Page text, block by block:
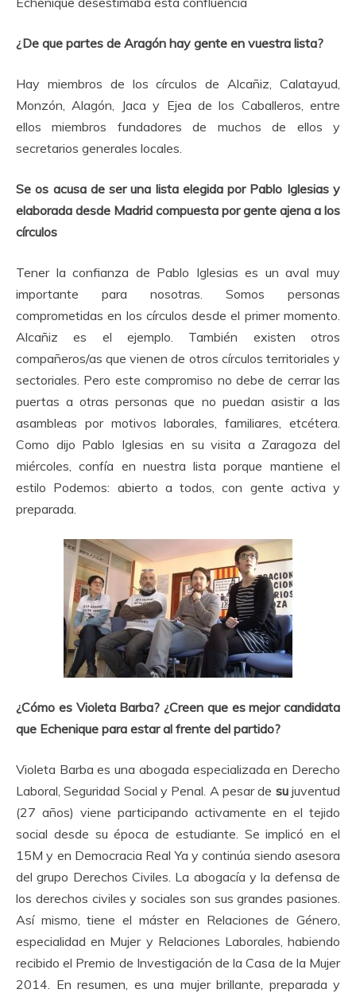
¿De que partes de Aragón hay gente en vuestra lista?
Hay miembros de los círculos de Alcañiz, Calatayud,
Monzón, Alagón, Jaca y Ejea de los Caballeros, entre
ellos miembros fundadores de muchos de ellos y
secretarios generales locales.
Se os acusa de ser una lista elegida por Pablo Iglesias y
elaborada desde Madrid compuesta por gente ajena a los
círculos
Tener la confianza de Pablo Iglesias es un aval muy
importante para nosotras. Somos personas
comprometidas en los círculos desde el primer momento.
Alcañiz es el ejemplo. También existen otros
compañeros/as que vienen de otros círculos territoriales y
sectoriales. Pero este compromiso no debe de cerrar las
puertas a otras personas que no puedan asistir a las
asambleas por motivos laborales, familiares, etcétera.
Como dijo Pablo Iglesias en su visita a Zaragoza del
miércoles, confía en nuestra lista porque mantiene el
estilo Podemos: abierto a todos, con gente activa y
preparada.
¿Cómo es Violeta Barba? ¿Creen que es mejor candidata
que Echenique para estar al frente del partido?
Violeta Barba es una abogada especializada en Derecho
Laboral, Seguridad Social y Penal. A pesar de sujuventud
(27 años) viene participando activamente en el tejido
social desde su época de estudiante. Se implicó en el
15M y en Democracia Real Ya y continúa siendo asesora
del grupo Derechos Civiles. La abogacía y la defensa de
los derechos civiles y sociales son sus grandes pasiones.
Así mismo, tiene el máster en Relaciones de Género,
especialidad en Mujer y Relaciones Laborales, habiendo
recibido el Premio de Investigación de la Casa de la Mujer
2014. En resumen, es una mujer brillante, preparada y